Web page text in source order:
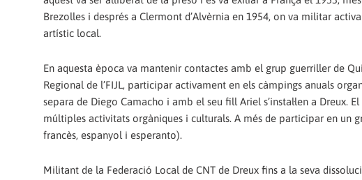
Brezolles i després a Clermont d’Alvèrnia en 1954, on va militar
artístic local.
En aquesta època va mantenir contactes amb el grup guerriller de
Regional de l’FIJL, participar activament en els càmpings anuals
separa de Diego Camacho i amb el seu fill Ariel s’instal·len a Dreux.
múltiples activitats orgàniques i culturals. A més de participar en un
francès, espanyol i esperanto).
Militant de la Federació Local de CNT de Dreux fins a la seva